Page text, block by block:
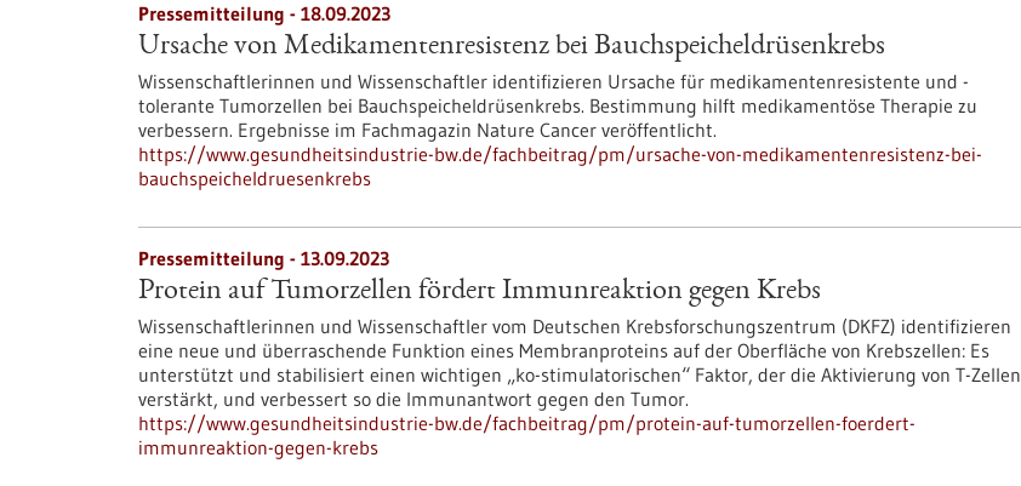
Pressemitteilung - 18.09.2023
Ursache von Medikamentenresistenz bei Bauchspeicheldrüsenkrebs
Wissenschaftlerinnen und Wissenschaftler identifizieren Ursache für medikamentenresistente und -
tolerante Tumorzellen bei Bauchspeicheldrüsenkrebs. Bestimmung hilft medikamentöse Therapie zu
verbessern. Ergebnisse im Fachmagazin Nature Cancer veröffentlicht.
https://www.gesundheitsindustrie-bw.de/fachbeitrag/pm/ursache-von-medikamentenresistenz-bei-
bauchspeicheldruesenkrebs
Pressemitteilung - 13.09.2023
Protein auf Tumorzellen fördert Immunreaktion gegen Krebs
Wissenschaftlerinnen und Wissenschaftler vom Deutschen Krebsforschungszentrum (DKFZ) identifizieren
eine neue und überraschende Funktion eines Membranproteins auf der Oberfläche von Krebszellen: Es
unterstützt und stabilisiert einen wichtigen „ko-stimulatorischen“ Faktor, der die Aktivierung von T-Zellen
verstärkt, und verbessert so die Immunantwort gegen den Tumor.
https://www.gesundheitsindustrie-bw.de/fachbeitrag/pm/protein-auf-tumorzellen-foerdert-
immunreaktion-gegen-krebs